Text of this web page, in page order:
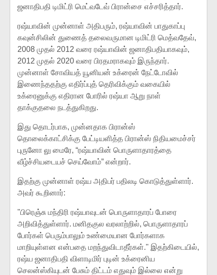
ஜனாதிபதி டிமிட்ரி மெட்வடேவ் பிரான்சை எச்சரித்தார்.
ரஷ்யாவின் முன்னாள் அதிபரும், ரஷ்யாவின் பாதுகாப்பு
கவுன்சிலின் துணைத் தலைவருமான டிமிட்ரி மெத்வதேவ்,
2008 முதல் 2012 வரை ரஷ்யாவின் ஜனாதிபதியாகவும்,
2012 முதல் 2020 வரை பிரதமராகவும் இருந்தார்.
முன்னாள் சோவியத் யூனியன் உக்ரைன் நேட்டோவில்
இணைந்ததற்கு எதிர்ப்புத் தெரிவிக்கும் வகையில்
உக்ரைனுக்கு எதிரான போரில் ரஷ்யா ஆறு நாள்
தாக்குதலை நடத்துகிறது.
இது தொடர்பாக, முன்னதாக பிரான்ஸ்
தொலைக்காட்சிக்கு பேட்டியளித்த பிரான்ஸ் நிதியமைச்சர்
புருனோ லு மைரே, “ரஷ்யாவின் பொருளாதாரத்தை
வீழ்ச்சியடையச் செய்வோம்” என்றார்.
இதற்கு முன்னாள் ரஷ்ய அதிபர் பதிலடி கொடுத்துள்ளார்.
அவர் கூறினார்:
"பிரெஞ்சு மந்திரி ரஷ்யாவுடன் பொருளாதாரப் போரை
அறிவித்துள்ளார். மனிதகுல வரலாற்றில், பொருளாதாரப்
போர்கள் பெரும்பாலும் உண்மையான போர்களாக
மாறியுள்ளன என்பதை மறந்துவிடாதீர்கள்." இதற்கிடையில்,
ரஷ்ய ஜனாதிபதி விளாடிமிர் புடின் உக்ரைனிய
செலன்ஸ்கியுடன் பேசும் திட்டம் எதுவும் இல்லை என்று